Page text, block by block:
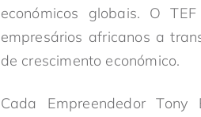
económicos globais. O
empresários africanos a
de crescimento económico.
Cada Empreendedor